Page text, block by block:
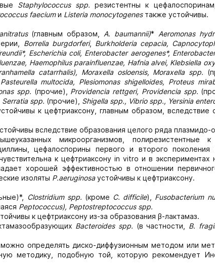
Staphylococcus spp. резистентны к
faeciumи Listeria monocytogenesтакже устойчивы.
anitratus(главным образом, A. baumannii)* Aeromonas
Borrelia burgdorferi, Burkholderia cepacia,
Escherichia coli, Enterobacter aerogenes*,
Haemophilus parainfluenzae, Hafnia alvei, Klebsiella
catarrhalis), Moraxella osloensis, Moraxella spp.
multocida, Plesiomonas shigelloides, Proteus
spp. (прочие), Providencia rettgeri, Providencia spp.
Serratia spp. (прочие), Shigella spp., Vibrio spp., Yersinia
к цефтриаксону, главным образом, вследствие
вследствие образования целого ряда плазмидо-
микроорганизмов, полирезистентные
цефалоспорины первого и второго поколения
к цефтриаксону in vitro и в экспериментах
хорошей эффективностью в отношении
изоляты Р.aeruginosaустойчивы к цефтриаксону.
Clostridium spp. (кроме С. difficile), Fusobacterium
Peptococcus), Peptostreptococcus spp.
к цефтриаксону из-за образования β-лактамаз.
Bacteroides spp. (в частности, В.
можно определять диско-диффузионным методом или
методику, подобную той, которую рекомендует